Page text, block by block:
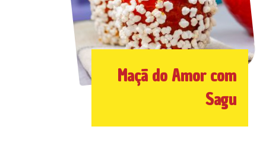
Maçã do Amor com
Sagu